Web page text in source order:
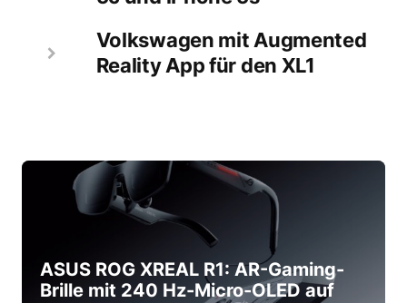
Volkswagen mit Augmented
Reality App für den XL1
ASUS ROG XREAL R1: AR-Gaming-
Brille mit 240 Hz-Micro-OLED auf